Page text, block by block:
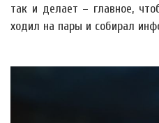
так и делает – главное,
ходил на пары и собирал